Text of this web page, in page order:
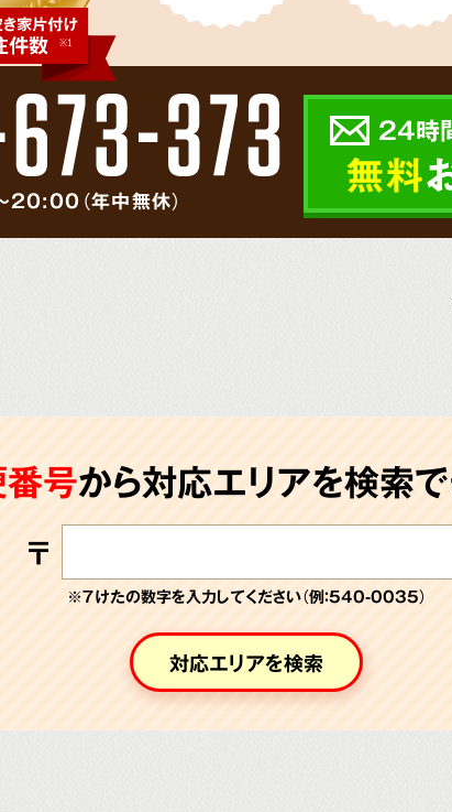
（年中無休）
24時
無料
号から対応エリアを検索
〒
※７けたの数字を入力してください（例：540-0035）
対応エリアを検索